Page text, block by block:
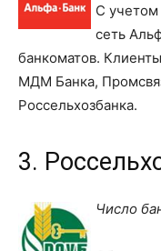
С учетом
сеть
банкоматов.
МДМ Банка,
Россельхозбанка.
3.
Число